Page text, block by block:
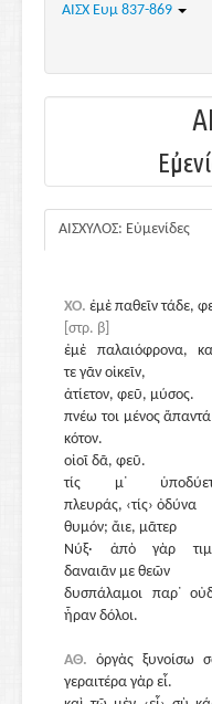
ΑΙΣΧ Ευμ 837-869
ΑΙΣΧΥΛΟΣ: Εὐμενίδες
ΧΟ. ἐμὲ παθεῖν τάδε,
[στρ. β]
ἐμὲ παλαιόφρονα,
τε γᾶν οἰκεῖν,
ἀτίετον, φεῦ, μύσος.
πνέω τοι μένος ἅπαντά
κότον.
οἰοῖ δᾶ, φεῦ.
τίς μ᾽
πλευράς, ‹τίς› ὀδύνα
θυμόν; ἄιε, μᾶτερ
Νύξ· ἀπὸ γὰρ
δαναιᾶν με θεῶν
δυσπάλαμοι παρ᾽
ἦραν δόλοι.
ΑΘ. ὀργὰς ξυνοίσω
γεραιτέρα γὰρ εἶ.